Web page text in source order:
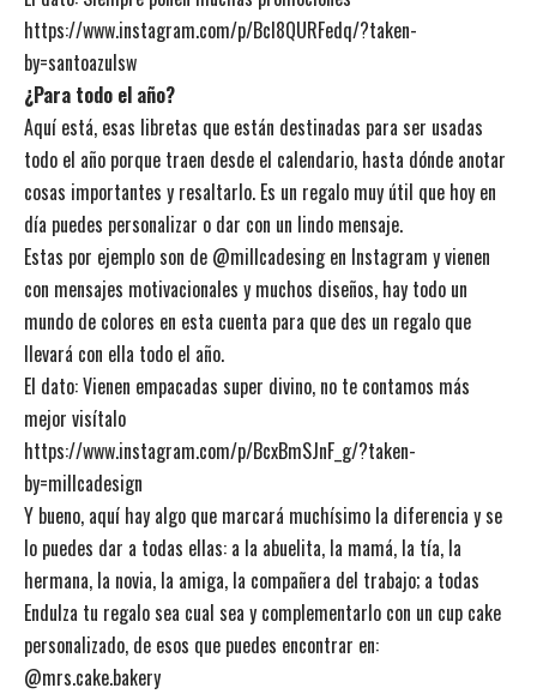
https://www.instagram.com/p/BcI8QURFedq/?taken-
by=santoazulsw
¿Para todo el año?
Aquí está, esas libretas que están destinadas para ser usadas
todo el año porque traen desde el calendario, hasta dónde anotar
cosas importantes y resaltarlo. Es un regalo muy útil que hoy en
día puedes personalizar o dar con un lindo mensaje.
Estas por ejemplo son de @millcadesing en Instagram y vienen
con mensajes motivacionales y muchos diseños, hay todo un
mundo de colores en esta cuenta para que des un regalo que
llevará con ella todo el año.
El dato: Vienen empacadas super divino, no te contamos más
mejor visítalo
https://www.instagram.com/p/BcxBmSJnF_g/?taken-
by=millcadesign
Y bueno, aquí hay algo que marcará muchísimo la diferencia y se
lo puedes dar a todas ellas: a la abuelita, la mamá, la tía, la
hermana, la novia, la amiga, la compañera del trabajo; a todas
Endulza tu regalo sea cual sea y complementarlo con un cup cake
personalizado, de esos que puedes encontrar en:
@mrs.cake.bakery